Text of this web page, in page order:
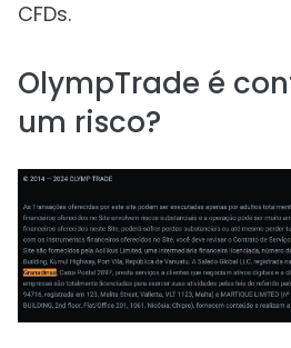
CFDs.
OlympTrade é
um risco?